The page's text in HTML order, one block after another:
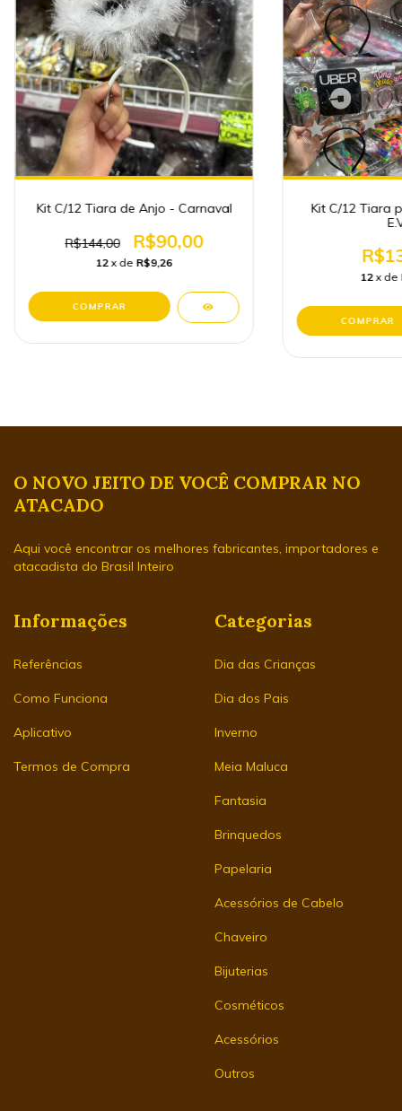
Kit C/12 Tiara de Anjo - Carnaval
R$144,00 R$90,00
12 x de R$9,26
Kit C/12 Tiara
12 x de
O NOVO JEITO DE VOCÊ COMPRAR NO
ATACADO
Aqui você encontrar os melhores fabricantes, importadores e
atacadista do Brasil Inteiro
Informações
Referências
Como Funciona
Aplicativo
Termos de Compra
Categorias
Dia das Crianças
Dia dos Pais
Inverno
Meia Maluca
Fantasia
Brinquedos
Papelaria
Acessórios de Cabelo
Chaveiro
Bijuterias
Cosméticos
Acessórios
Outros